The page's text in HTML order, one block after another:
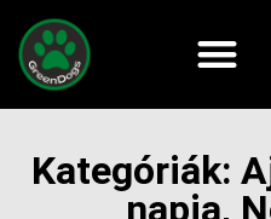
Kategóriák:
napja,